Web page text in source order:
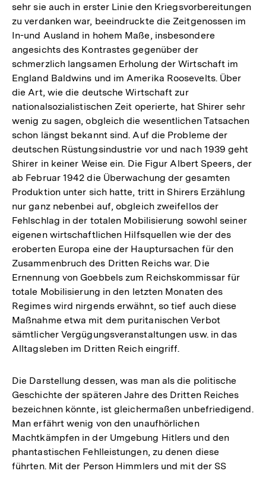
Fußnote
sehr sie auch in erster Linie den Kriegsvorbereitungen
zu verdanken war, beeindruckte die Zeitgenossen im
In-und Ausland in hohem Maße, insbesondere
angesichts des Kontrastes gegenüber der
schmerzlich langsamen Erholung der Wirtschaft im
England Baldwins und im Amerika Roosevelts. Über
die Art, wie die deutsche Wirtschaft zur
nationalsozialistischen Zeit operierte, hat Shirer sehr
wenig zu sagen, obgleich die wesentlichen Tatsachen
schon längst bekannt sind. Auf die Probleme der
deutschen Rüstungsindustrie vor und nach 1939 geht
Shirer in keiner Weise ein. Die Figur Albert Speers, der
ab Februar 1942 die Überwachung der gesamten
Produktion unter sich hatte, tritt in Shirers Erzählung
nur ganz nebenbei auf, obgleich zweifellos der
Fehlschlag in der totalen Mobilisierung sowohl seiner
eigenen wirtschaftlichen Hilfsquellen wie der des
eroberten Europa eine der Hauptursachen für den
Zusammenbruch des Dritten Reichs war. Die
Ernennung von Goebbels zum Reichskommissar für
totale Mobilisierung in den letzten Monaten des
Regimes wird nirgends erwähnt, so tief auch diese
Maßnahme etwa mit dem puritanischen Verbot
sämtlicher Vergügungsveranstaltungen usw. in das
Alltagsleben im Dritten Reich eingriff.
Die Darstellung dessen, was man als die politische
Geschichte der späteren Jahre des Dritten Reiches
bezeichnen könnte, ist gleichermaßen unbefriedigend.
Man erfährt wenig von den unaufhörlichen
Machtkämpfen in der Umgebung Hitlers und den
phantastischen Fehlleistungen, zu denen diese
führten. Mit der Person Himmlers und mit der SS